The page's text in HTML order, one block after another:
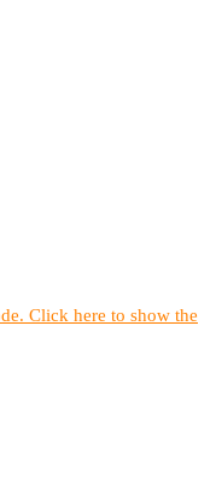
Click here to show the